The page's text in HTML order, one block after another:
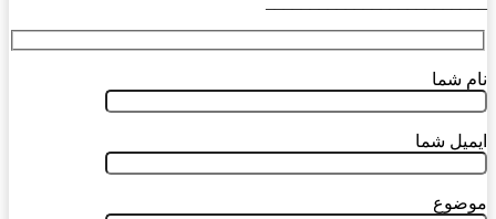
نام شما
ایمیل شما
موضوع